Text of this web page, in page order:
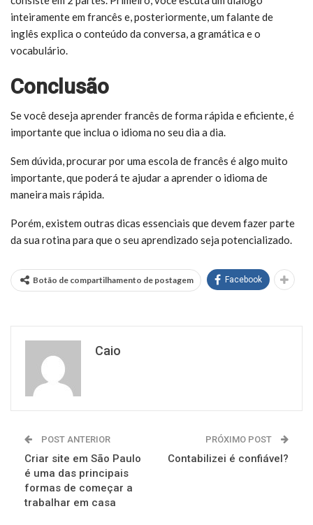
inteiramente em francês e, posteriormente, um falante de
inglês explica o conteúdo da conversa, a gramática e o
vocabulário.
Conclusão
Se você deseja aprender francês de forma rápida e eficiente, é
importante que inclua o idioma no seu dia a dia.
Sem dúvida, procurar por uma escola de francês é algo muito
importante, que poderá te ajudar a aprender o idioma de
maneira mais rápida.
Porém, existem outras dicas essenciais que devem fazer parte
da sua rotina para que o seu aprendizado seja potencializado.
Botão de compartilhamento de postagem Facebook
Caio
POST ANTERIOR
Criar site em São Paulo
é uma das principais
formas de começar a
trabalhar em casa
PRÓXIMO POST
Contabilizei é confiável?